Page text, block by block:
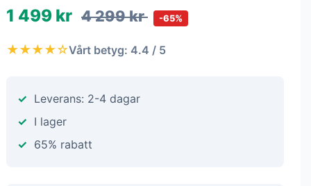
1 499 kr 4 299 kr -65%
★★★★☆Vårt betyg: 4.4 / 5
Leverans: 2-4 dagar
I lager
65% rabatt